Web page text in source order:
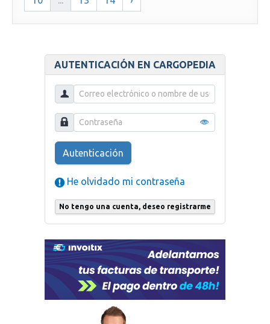
AUTENTICACIÓN EN CARGOPEDIA
Autenticación
He olvidado mi contraseña
No tengo una cuenta, deseo registrarme